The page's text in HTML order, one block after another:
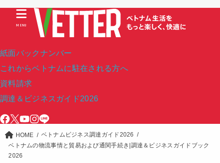
紙面バックナンバー
これからベトナムに駐在される方へ
資料請求
調達＆ビジネスガイド2026
MENU
HOME
ベトナムビジネス調達ガイド2026
ベトナムの物流事情と貿易および通関手続き|調達＆ビジネスガイドブック
2026